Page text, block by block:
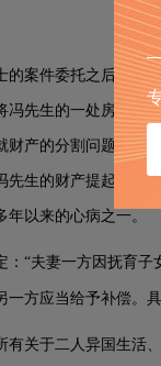
案件委托之后，与
先生的一处房产赠
产的分割问题达成
先生的财产提起保全
以来的心病之一。
：“夫妻一方因抚育子
一方应当给予补偿。
有关于二人异国生活